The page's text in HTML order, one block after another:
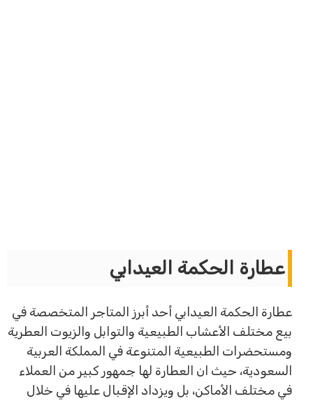
عطارة الحكمة العيدابي
عطارة الحكمة العيدابي أحد أبرز المتاجر المتخصصة في
بيع مختلف الأعشاب الطبيعية والتوابل والزيوت العطرية
ومستحضرات الطبيعية المتنوعة في المملكة العربية
السعودية، حيث ان العطارة لها جمهور كبير من العملاء
في مختلف الأماكن، بل ويزداد الإقبال عليها في خلال